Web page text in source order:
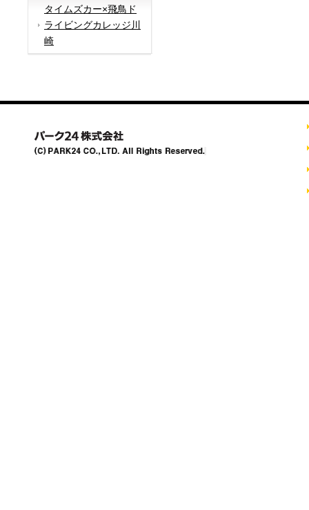
タイムズカー×飛鳥ド
ライビングカレッジ川
崎